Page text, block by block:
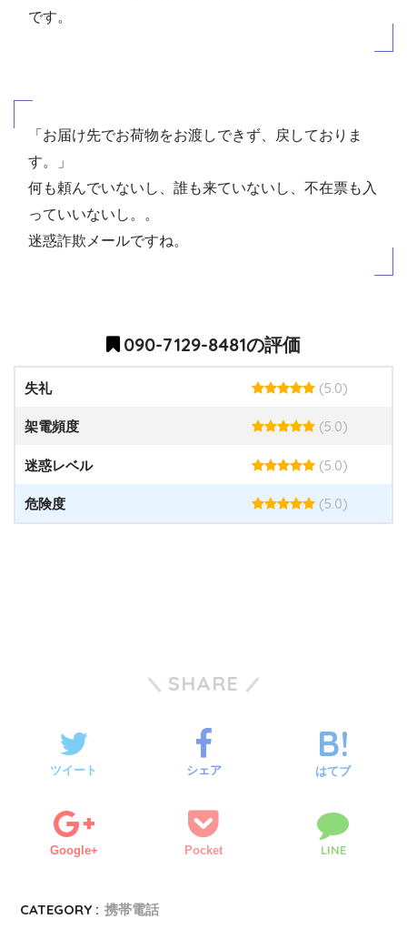
です。
「お届け先でお荷物をお渡しできず、戻しておりま
す。」
何も頼んでいないし、誰も来ていないし、不在票も入
っていいないし。。
迷惑詐欺メールですね。
090-7129-8481の評価
失礼 (5.0)
架電頻度 (5.0)
迷惑レベル (5.0)
危険度 (5.0)
SHARE
ツイート シェア はてブ
Google+ Pocket LINE
CATEGORY : 携帯電話